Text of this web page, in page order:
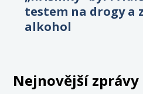
testem na drogy a
alkohol
Nejnovější zprávy